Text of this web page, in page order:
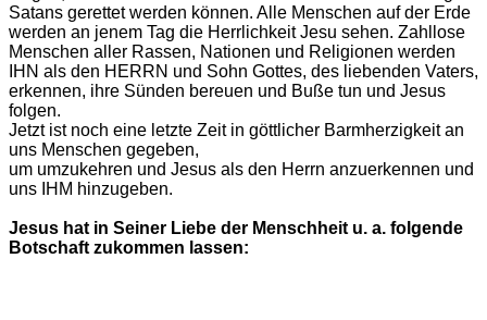
Satans gerettet werden können. Alle Menschen auf der Erde
werden an jenem Tag die Herrlichkeit Jesu sehen. Zahllose
Menschen aller Rassen, Nationen und Religionen werden
IHN als den HERRN und Sohn Gottes, des liebenden Vaters,
erkennen, ihre Sünden bereuen und Buße tun und Jesus
folgen.
Jetzt ist noch eine letzte Zeit in göttlicher Barmherzigkeit an
uns Menschen gegeben,
um umzukehren und Jesus als den Herrn anzuerkennen und
uns IHM hinzugeben.
Jesus hat in Seiner Liebe der Menschheit u. a. folgende
Botschaft zukommen lassen: